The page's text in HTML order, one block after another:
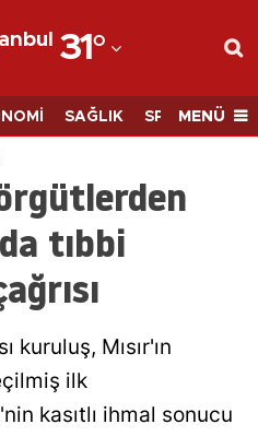
31°
Antalya
SAĞLIK SPORMENÜ
tıbbi
kuruluş, Mısır'ın
ilk
kasıtlı ihmal sonucu